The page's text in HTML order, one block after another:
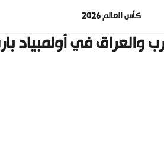
كأس العالم 2026
في أولمبياد باريس 2024 والقنوات